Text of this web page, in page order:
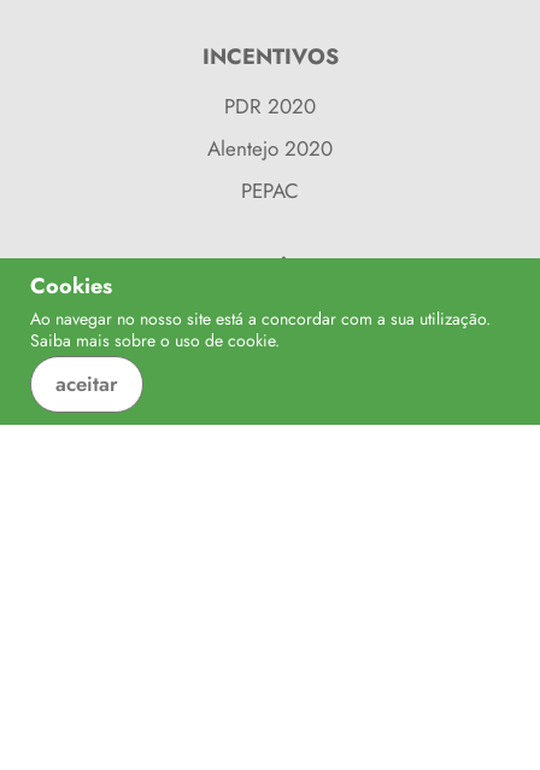
INCENTIVOS
PDR 2020
Alentejo 2020
PEPAC
PDR 2020
Cookies
Ao navegar no nosso site está a concordar com a sua utilização.
Saiba mais sobre o uso de cookie.
aceitar
Confinanciado por: